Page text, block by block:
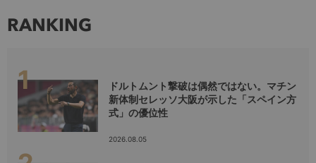
RANKING
ドルトムント撃破は偶然ではない。マチン
新体制セレッソ大阪が示した「スペイン方
式」の優位性
2026.08.05